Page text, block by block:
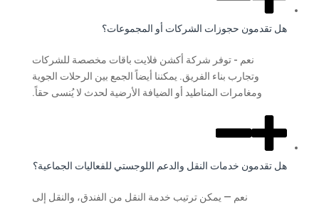
هل تقدمون حجوزات الشركات أو المجموعات؟
نعم - توفر شركة أكشن فلايت باقات مخصصة للشركات
وتجارب بناء الفريق. يمكننا أيضاً الجمع بين الرحلات الجوية
ومغامرات المناطيد أو الضيافة الأرضية لحدث لا يُنسى حقاً.
هل تقدمون خدمات النقل والدعم اللوجستي للفعاليات الجماعية؟
نعم — يمكن ترتيب خدمة النقل من الفندق، والنقل إلى